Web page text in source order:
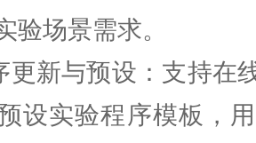
验场景需求。
与预设：支持在
设实验程序模板，